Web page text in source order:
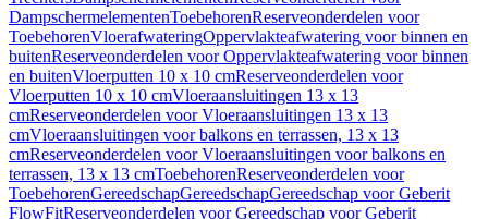
DampschermelementenToebehorenReserveonderdelen voor
ToebehorenVloerafwateringOppervlakteafwatering voor binnen en
buitenReserveonderdelen voor Oppervlakteafwatering voor binnen
en buitenVloerputten 10 x 10 cmReserveonderdelen voor
Vloerputten 10 x 10 cmVloeraansluitingen 13 x 13
cmReserveonderdelen voor Vloeraansluitingen 13 x 13
cmVloeraansluitingen voor balkons en terrassen, 13 x 13
cmReserveonderdelen voor Vloeraansluitingen voor balkons en
terrassen, 13 x 13 cmToebehorenReserveonderdelen voor
ToebehorenGereedschapGereedschapGereedschap voor Geberit
FlowFitReserveonderdelen voor Gereedschap voor Geberit